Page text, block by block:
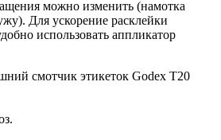
можно изменить (намотка
Для ускорение расклейки
использовать аппликатор
смотчик этикеток Godex T20